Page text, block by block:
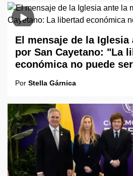
El mensaje de la Iglesia
por San Cayetano: "La
económica no puede
Por Stella Gárnica